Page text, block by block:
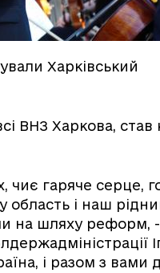
Харківський
ВНЗ Харкова, став
чиє гаряче серце,
область і наш
на шляху реформ,
і разом з вами